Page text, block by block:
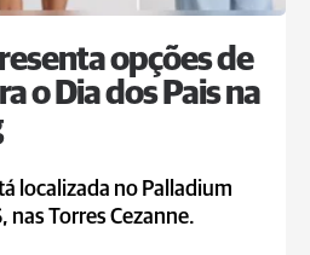
opções de
o Dia dos Pais na
localizada no Palladium
nas Torres Cezanne.